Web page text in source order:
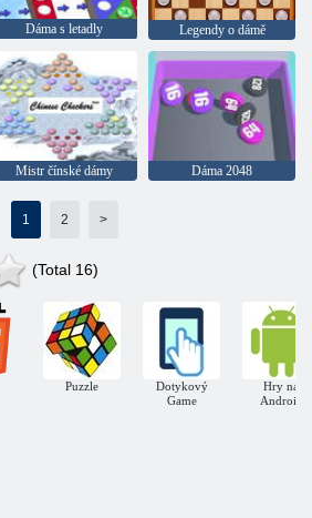
Dáma s letadly Legendy o dámě
Mistr čínské dámy Dáma 2048
1 2 >
(Total 16)
Puzzle
Dotykový
Game
Hry na
Android